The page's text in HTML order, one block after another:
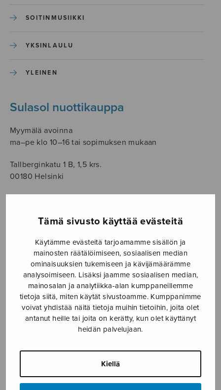
Tämä sivusto käyttää evästeitä
Käytämme evästeitä tarjoamamme sisällön ja
mainosten räätälöimiseen, sosiaalisen median
ominaisuuksien tukemiseen ja kävijämäärämme
analysoimiseen. Lisäksi jaamme sosiaalisen median,
mainosalan ja analytiikka-alan kumppaneillemme
tietoja siitä, miten käytät sivustoamme. Kumppanimme
voivat yhdistää näitä tietoja muihin tietoihin, joita olet
antanut heille tai joita on kerätty, kun olet käyttänyt
heidän palvelujaan.
Kiellä
SOITINMUSIIKKI
YKSINLAULU
YLEINEN
Sulasol nuottikauppa
Myymälä avoinna
ma–pe klo 10–16 tai sopimuksen mukaan
Tallberginkatu 1 B, 1,5 krs.
00180 Helsinki
NÄYTÄ KARTALLA
Etusivu › Nuottikauppa › Soitinmusiikki › Danza
burlesca